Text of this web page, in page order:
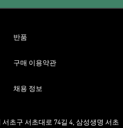
반품
구매 이용약관
채용 정보
초구 서초대로 74길 4, 삼성생명 서초